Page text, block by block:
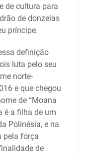
de cultura para
de donzelas
príncipe.
definição
luta pelo seu
norte-
e que chegou
de “Moana
é a filha de um
Polinésia, e na
pela força
de